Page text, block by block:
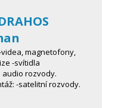
magnetofony,
-svítidla
rozvody.
-satelitní rozvody.